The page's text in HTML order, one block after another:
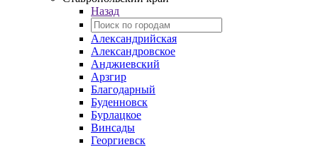
Назад
Александрийская
Александровское
Анджиевский
Арзгир
Благодарный
Буденновск
Бурлацкое
Винсады
Георгиевск